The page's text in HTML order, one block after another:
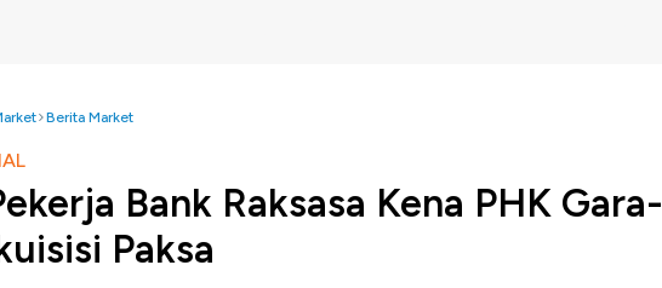
Berita Market
Bank Raksasa Kena PHK Gara-
Paksa